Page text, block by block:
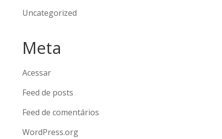
Uncategorized
Meta
Acessar
Feed de posts
Feed de comentários
WordPress.org